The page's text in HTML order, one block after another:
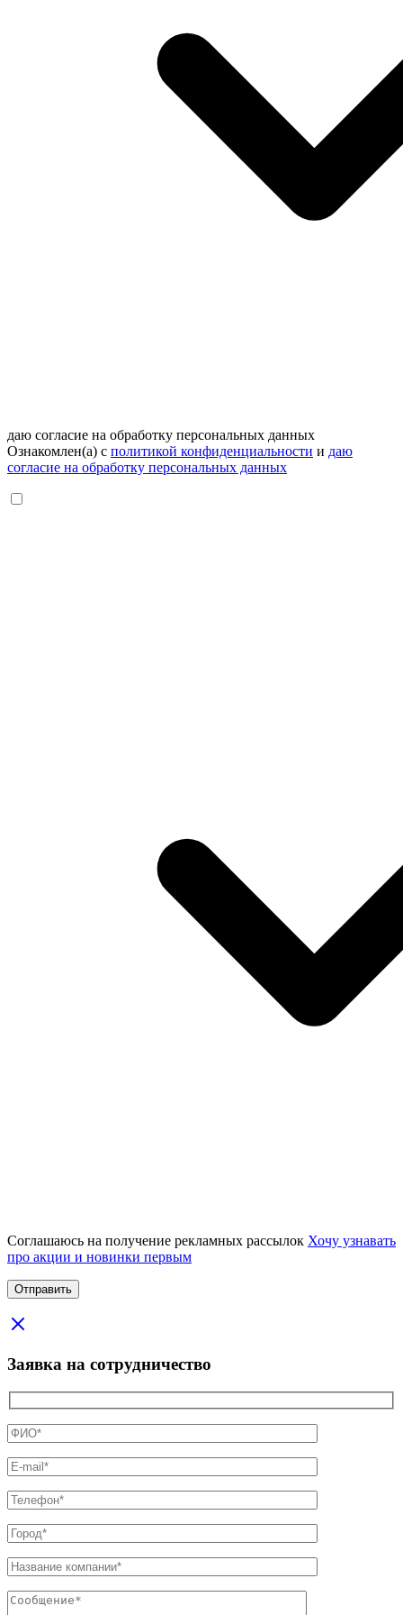
даю согласие на обработку персональных данных
Ознакомлен(а) с политикой конфиденциальности и даю
согласие на обработку персональных данных
Соглашаюсь на получение рекламных рассылок Хочу узнавать
про акции и новинки первым
Заявка на сотрудничество